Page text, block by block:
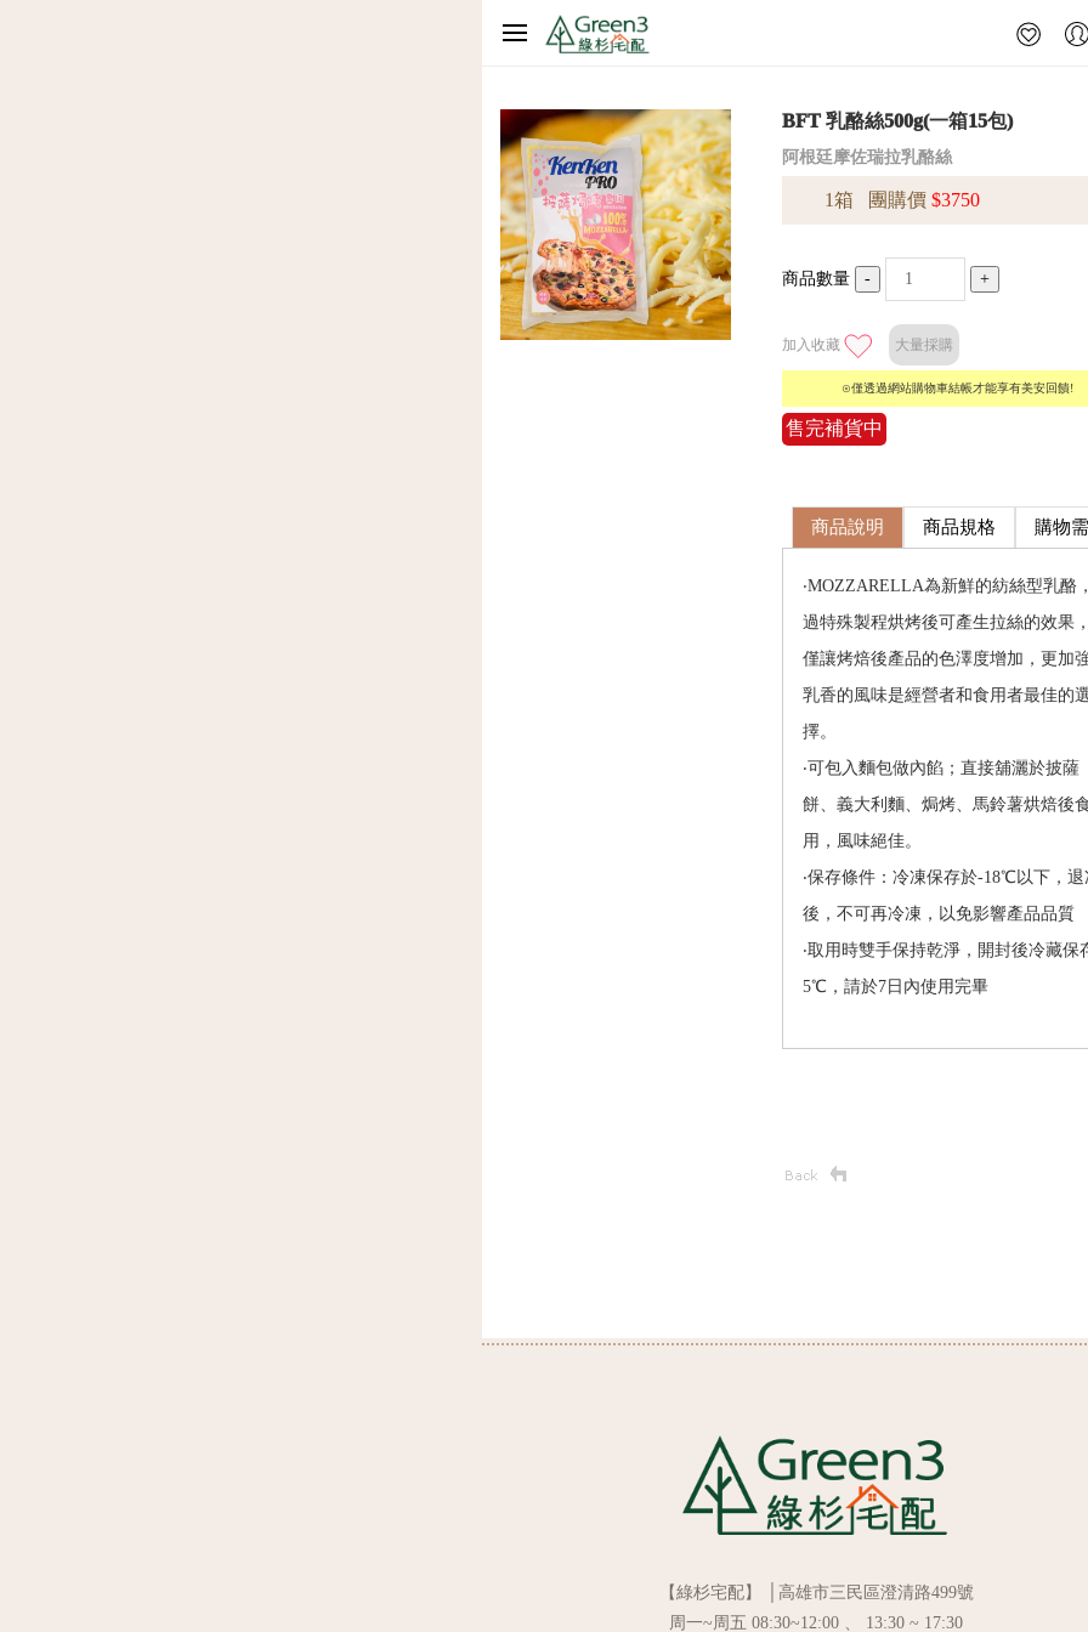
BFT 乳酪絲500g(一箱15包)
阿根廷摩佐瑞拉乳酪絲
1箱 團購價 $3750
商品數量 - +
加入收藏 大量採購
⊙僅透過網站購物車結帳才能享有美安回饋!
售完補貨中
商品說明 商品規格 購物
‧MOZZARELLA為新鮮的紡絲型乳酪
過特殊製程烘烤後可產生拉絲的效果
僅讓烤焙後產品的色澤度增加，更加
乳香的風味是經營者和食用者最佳的
擇。
‧可包入麵包做內餡；直接舖灑於披薩
餅、義大利麵、焗烤、馬鈴薯烘焙後
用，風味絕佳。
‧保存條件：冷凍保存於-18℃以下，退
後，不可再冷凍，以免影響產品品質
‧取用時雙手保持乾淨，開封後冷藏保
5℃，請於7日內使用完畢
【綠杉宅配】 │高雄市三民區澄清路499號
周一~周五 08:30~12:00 、 13:30 ~ 17:30